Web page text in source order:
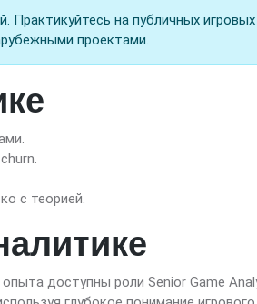
на публичных
проектами.
с теорией.
доступны роли Senior Game